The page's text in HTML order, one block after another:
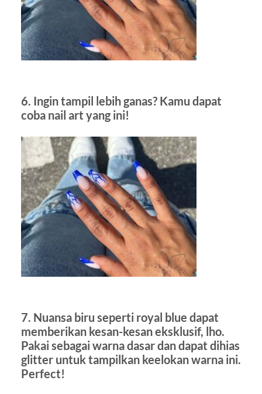
6. Ingin tampil lebih ganas? Kamu dapat
coba nail art yang ini!
7. Nuansa biru seperti royal blue dapat
memberikan kesan-kesan eksklusif, lho.
Pakai sebagai warna dasar dan dapat dihias
glitter untuk tampilkan keelokan warna ini.
Perfect!